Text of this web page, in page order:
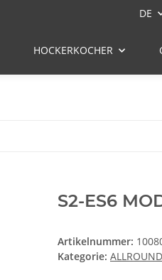
DE
HOCKERKOCHER
S2-ES6
Artikelnummer:
Kategorie: